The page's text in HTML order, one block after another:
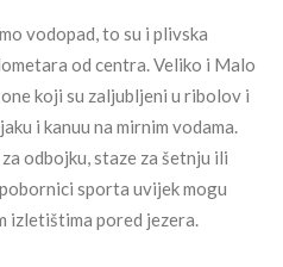
vodopad, to su i plivska
od centra. Veliko i Malo
koji su zaljubljeni u ribolov i
i kanuu na mirnim vodama.
odbojku, staze za šetnju ili
sporta uvijek mogu
izletištima pored jezera.